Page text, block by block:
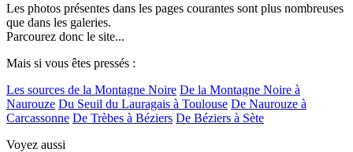
Les photos présentes dans les pages courantes sont plus nombreuses
que dans les galeries.
Parcourez donc le site...
Mais si vous êtes pressés :
Les sources de la Montagne Noire De la Montagne Noire à
Naurouze Du Seuil du Lauragais à Toulouse De Naurouze à
Carcassonne De Trèbes à Béziers De Béziers à Sète
Voyez aussi